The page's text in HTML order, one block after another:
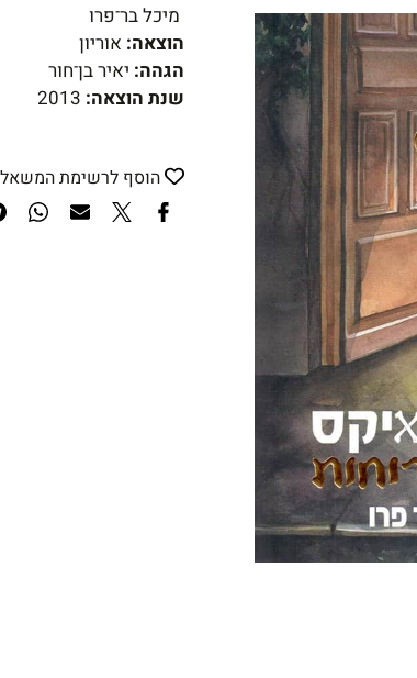
מיכל בר־פרו
הוצאה: אוריון
הגהה: יאיר בן־חור
שנת הוצאה:
הוסף לרשימת